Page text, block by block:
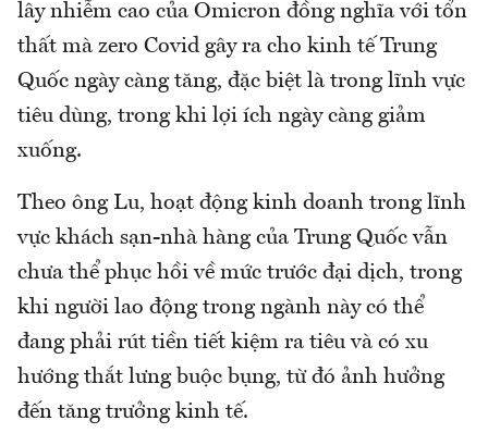
lây nhiễm cao của Omicron đồng nghĩa với tổn
thất mà zero Covid gây ra cho kinh tế Trung
Quốc ngày càng tăng, đặc biệt là trong lĩnh vực
tiêu dùng, trong khi lợi ích ngày càng giảm
xuống.
Theo ông Lu, hoạt động kinh doanh trong lĩnh
vực khách sạn-nhà hàng của Trung Quốc vẫn
chưa thể phục hồi về mức trước đại dịch, trong
khi người lao động trong ngành này có thể
đang phải rút tiền tiết kiệm ra tiêu và có xu
hướng thắt lưng buộc bụng, từ đó ảnh hưởng
đến tăng trưởng kinh tế.